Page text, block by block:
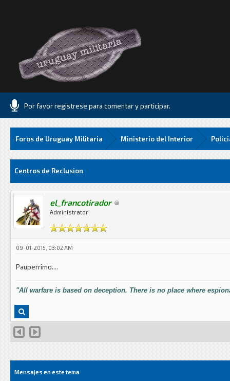
Por favor registrese para comentar y participar.
Foros de Uruguay Militaria Ministerio del Interior
Centros de Reclusion
el_francotirador
Administrator
09-01-2015, 03:02 AM
Pauperrimo....
"All warfare is based on deception. There is no place where
Mensajes en este tema